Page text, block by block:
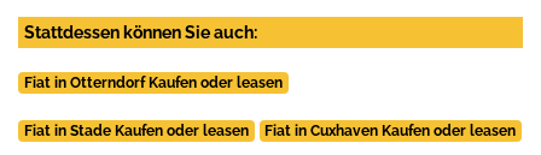
Stattdessen können Sie auch:
Fiat in Otterndorf Kaufen oder leasen
Fiat in Stade Kaufen oder leasen Fiat in Cuxhaven Kaufen oder leasen